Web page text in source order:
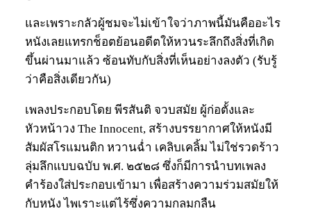
และเพราะกลัวผู้ชมจะไม่เข้าใจว่าภาพนี้มันคืออะไร
หนังเลยแทรกช็อตย้อนอดีตให้หวนระลึกถึงสิ่งที่เกิด
ขึ้นผ่านมาแล้ว ซ้อนทับกับสิ่งที่เห็นอย่างลงตัว (รับรู้
ว่าคือสิ่งเดียวกัน)
เพลงประกอบโดย พีรสันติ จวบสมัย ผู้ก่อตั้งและ
หัวหน้าวง The Innocent, สร้างบรรยากาศให้หนังมี
สัมผัสโรแมนติก หวานฉ่ำ เคลิบเคลิ้ม ไม่ใช่รวดร้าว
ลุ่มลึกแบบฉบับ พ.ศ. ๒๕๒๘ ซึ่งก็มีการนำบทเพลง
คำร้องใส่ประกอบเข้ามา เพื่อสร้างความร่วมสมัยให้
กับหนัง ไพเราะแต่ไร้ซึ่งความกลมกลืน